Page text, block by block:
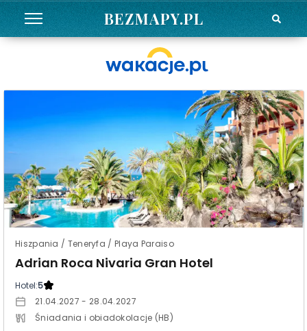
BEZMAPY.PL
Hiszpania / Teneryfa / Playa Paraiso
Adrian Roca Nivaria Gran Hotel
Hotel:5
21.04.2027 - 28.04.2027
Śniadania i obiadokolacje (HB)